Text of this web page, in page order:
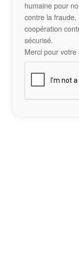
humaine pour
contre la fraude,
coopération
sécurisé.
Merci pour votre